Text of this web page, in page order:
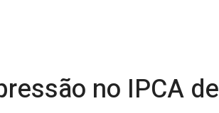
no IPCA de